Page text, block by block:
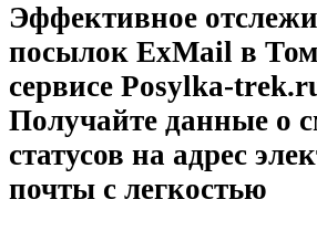
Эффективное
посылок ExMail в
сервисе Posylka-
Получайте данные о
статусов на адрес
почты с легкостью